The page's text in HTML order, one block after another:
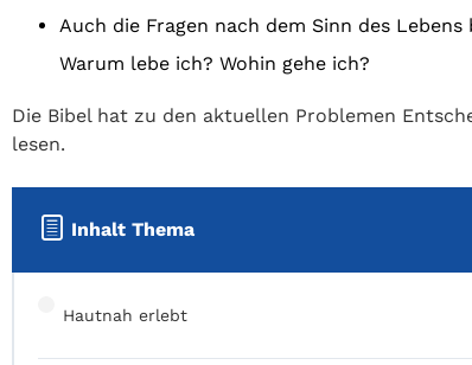
Auch die Fragen nach dem Sinn des
Warum lebe ich? Wohin gehe ich?
Die Bibel hat zu den aktuellen Problemen
lesen.
Inhalt Thema
Hautnah erlebt